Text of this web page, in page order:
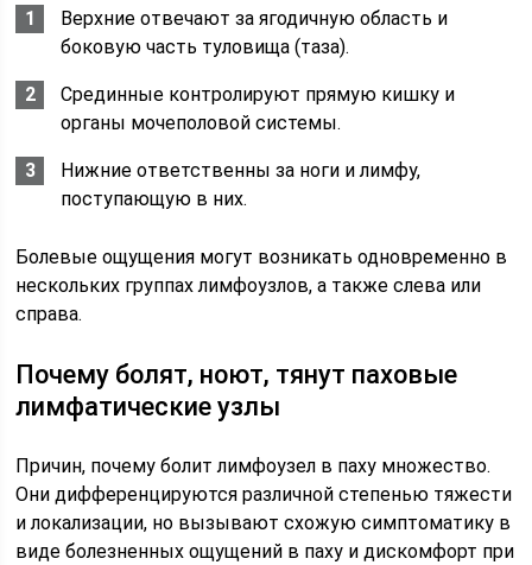
Верхние отвечают за ягодичную область и
боковую часть туловища (таза).
Срединные контролируют прямую кишку и
органы мочеполовой системы.
Нижние ответственны за ноги и лимфу,
поступающую в них.
Болевые ощущения могут возникать одновременно в
нескольких группах лимфоузлов, а также слева или
справа.
Почему болят, ноют, тянут паховые
лимфатические узлы
Причин, почему болит лимфоузел в паху множество.
Они дифференцируются различной степенью тяжести
и локализации, но вызывают схожую симптоматику в
виде болезненных ощущений в паху и дискомфорт при